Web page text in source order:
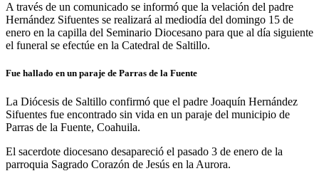
A través de un comunicado se informó que la velación del padre
Hernández Sifuentes se realizará al mediodía del domingo 15 de
enero en la capilla del Seminario Diocesano para que al día siguiente
el funeral se efectúe en la Catedral de Saltillo.
Fue hallado en un paraje de Parras de la Fuente
La Diócesis de Saltillo confirmó que el padre Joaquín Hernández
Sifuentes fue encontrado sin vida en un paraje del municipio de
Parras de la Fuente, Coahuila.
El sacerdote diocesano desapareció el pasado 3 de enero de la
parroquia Sagrado Corazón de Jesús en la Aurora.